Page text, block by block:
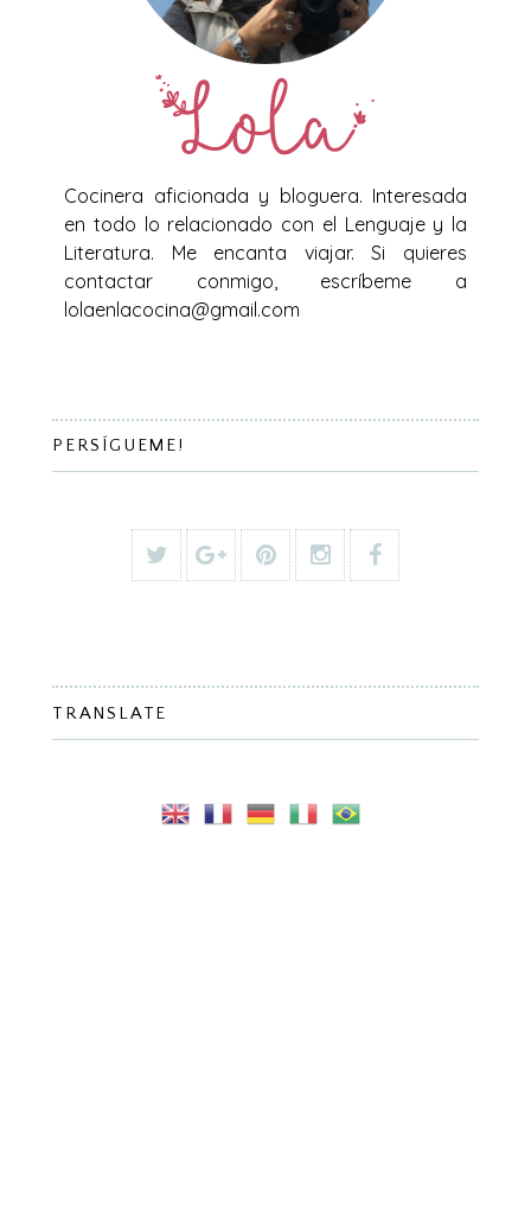
Cocinera aficionada y bloguera. Interesada
en todo lo relacionado con el Lenguaje y la
Literatura. Me encanta viajar. Si quieres
contactar conmigo, escríbeme a
lolaenlacocina@gmail.com
PERSÍGUEME!
TRANSLATE